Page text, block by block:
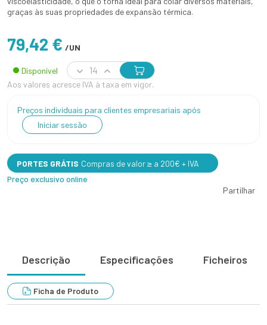
graças às suas propriedades de expansão térmica.
79,42 € /UN
Disponível
Aos valores acresce IVA à taxa em vigor.
Preços individuais para clientes empresariais após
Iniciar sessão
PORTES GRÁTIS Compras de valor ≥ a 200€ + IVA
Preço exclusivo online
Partilhar
Descrição Especificações Ficheiros
Ficha de Produto